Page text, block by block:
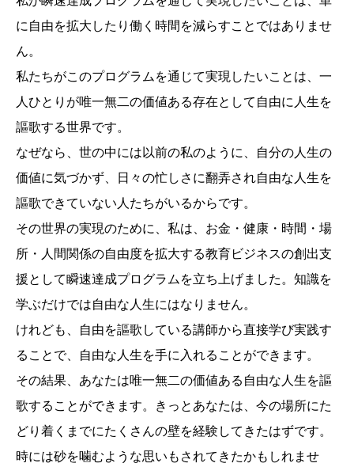
に自由を拡大したり働く時間を減らすことではありませ
ん。
私たちがこのプログラムを通じて実現したいことは、一
人ひとりが唯一無二の価値ある存在として自由に人生を
謳歌する世界です。
なぜなら、世の中には以前の私のように、自分の人生の
価値に気づかず、日々の忙しさに翻弄され自由な人生を
謳歌できていない人たちがいるからです。
その世界の実現のために、私は、お金・健康・時間・場
所・人間関係の自由度を拡大する教育ビジネスの創出支
援として瞬速達成プログラムを立ち上げました。知識を
学ぶだけでは自由な人生にはなりません。
けれども、自由を謳歌している講師から直接学び実践す
ることで、自由な人生を手に入れることができます。
その結果、あなたは唯一無二の価値ある自由な人生を謳
歌することができます。きっとあなたは、今の場所にた
どり着くまでにたくさんの壁を経験してきたはずです。
時には砂を噛むような思いもされてきたかもしれませ